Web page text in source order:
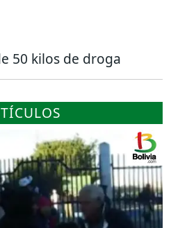
50 kilos de droga